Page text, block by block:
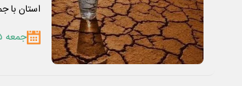
استان با
جمعه ۲۵ اردیبهشت ۱۴۰۵